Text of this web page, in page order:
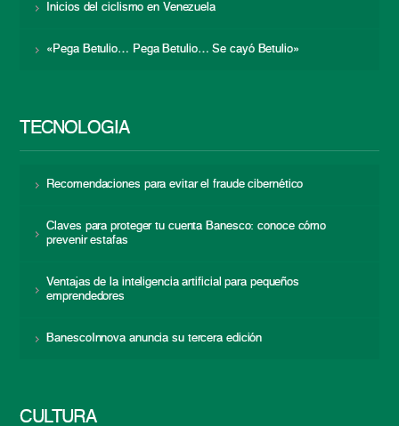
Inicios del ciclismo en Venezuela
«Pega Betulio… Pega Betulio… Se cayó Betulio»
TECNOLOGÍA
Recomendaciones para evitar el fraude cibernético
Claves para proteger tu cuenta Banesco: conoce cómo
prevenir estafas
Ventajas de la inteligencia artificial para pequeños
emprendedores
BanescoInnova anuncia su tercera edición
CULTURA